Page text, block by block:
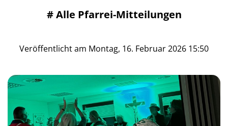
#Alle Pfarrei-Mitteilungen
Veröffentlicht am Montag, 16. Februar 2026 15:50